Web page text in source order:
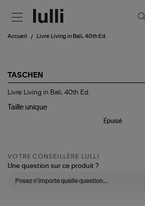
Accueil Livre Living in Bali, 40th Ed.
TASCHEN
Livre
in
Livre Living in Bali, 40th Ed.
Taille unique
Épuisé
VOTRE CONSEILLÈRE LULLI
Une question sur ce produit ?